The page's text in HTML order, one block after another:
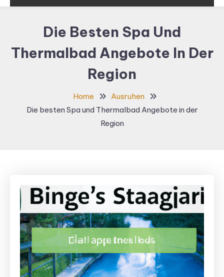
Die Besten Spa Und
Thermalbad Angebote In Der
Region
Home
Ausruhen
Die besten Spa und Thermalbad Angebote in der
Region